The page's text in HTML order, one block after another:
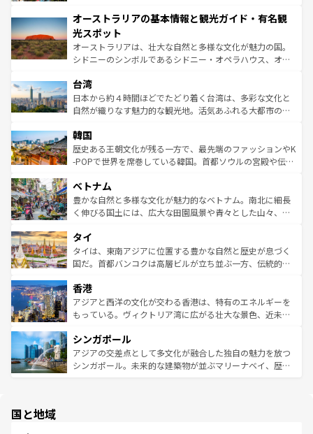
部のニューオーリンズでは、音楽と美食が融合した独特の
文化が魅力。旅行者はアメリカの各地域で異なる魅力を楽
しみながら、その多様性と豊かな歴史を感じることができ
るだろう。車でのロードトリップや列車の旅も、アメリカ
情報は
ワイ島は見逃せない。また、定番の観光地といえばオアフ
島だが、静かな自然を求めるならマウイ島やカウアイ島が
おすすめ。エメラルドグリーンに輝く海をはじめ、豊かな
文化や歴史が息づいている。「アロハスピリット」と呼ば
人々、おいしいローカルフードやハワイアンミュージッ
ク、伝統的なフラダンスなど、すべてがハワイの魅力を彩
っている。訪れるたびに新しい発見と感動が待っているハ
はコンテンツ一覧
オーストラリアの基本情報と観光ガイド・有名観
光スポット
オーストラリアは、壮大な自然と多様な文化が魅力の国。
シドニーのシンボルであるシドニー・オペラハウス、オー
リアリーフや大陸中央部にそびえるウルル（エアーズロッ
ク）、タスマニアの美しい原生林やケアンズの熱帯雨林な
ど、見どころがたくさん。また、カフェやワイン、オージ
いる。アクティビティも充実しており、サーフィンやダイ
ビング、ハイキングなど、アウトドア好きにはたまらな
い。オーストラリアの多彩な魅力を存分に味わいつくそ
参照してほしい。
台湾
日本から約４時間ほどでたどり着く台湾は、多彩な文化と
自然が織りなす魅力的な観光地。活気あふれる大都市の台
ン）、静ひつな山岳地帯である台湾東部など、都市の喧騒
と山間の静けさが共存しており、訪れる人に新しい発見と
驚きをもたらしてくれる。また、奥深い台湾の食文化も魅
容にもいいと評判のスイーツなど、バラエティ豊かな料理
が味わえる。 なお、新着の台湾情報は コンテンツ一覧を参
照してほしい。
韓国
歴史ある王朝文化が残る一方で、最先端のファッションやK
-POPで世界を席巻している韓国。首都ソウルの宮殿や伝統
き、地方に足を延ばせば四季折々の自然美を楽しむことが
できる。そして、キムチや焼肉、絶品のストリートフード
まで、さまざまな韓国料理が待っている。夜には、韓国な
リティに包まれながら、韓国の多彩な魅力を心ゆくまで味
わってみてほしい。 なお、新着の韓国情報はコンテンツ一
覧を参照してほしい。
ベトナム
豊かな自然と多様な文化が魅力的なベトナム。南北に細長
く伸びる国土には、広大な田園風景や青々とした山々、世
急速な発展と共に伝統が息づく。ハノイの古い町並みやホ
ーチミン市のフランス統治時代の建物も、独特の雰囲気を
醸し出している。また、バラエティの豊かさとおいしさで
とつ。フォーやバインミー、ベトナムコーヒーなどは、ぜ
ひ現地で味わいたい。どの地域を訪れてもあたたかい人々
が旅行者を迎えてくれるので、きっと忘れられない旅にな
参照してほしい。
タイ
タイは、東南アジアに位置する豊かな自然と歴史が息づく
国だ。首都バンコクは高層ビルが立ち並ぶ一方、伝統的な
の活気が交差している。北部ではチェンマイなどの山岳地
帯で自然と触れ合い、南部ではプーケットやクラビの美し
いビーチでリゾート気分を楽しむことができる。タイ料理
激する。気候は一年中温暖で、どの季節にも異なる楽しみ
が待っている。親しみやすいタイの人々、仏教を中心とし
た文化、そして多様な観光資源が、訪れる旅人を魅了し続
香港
アジアと西洋の文化が交わる香港は、特有のエネルギーを
もっている。ヴィクトリア湾に広がる壮大な景色、近未来
み、どこを訪れても感動するはず。観光スポットが密集し
ており、効率よく見どころを回れるのも魅力。息をのむよ
うな絶景から文化的な体験まで、香港を存分に楽しみ尽く
シンガポール
アジアの交差点として多文化が融合した独自の魅力を放つ
シンガポール。未来的な建築物が並ぶマリーナベイ、歴史
国と地域